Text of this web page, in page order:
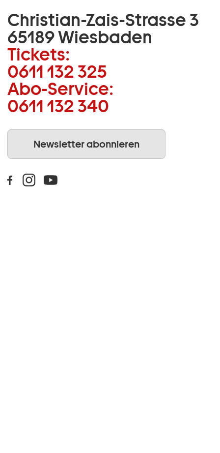
Christian-Zais-Strasse 3
65189 Wiesbaden
Tickets:
0611 132 325
Abo-Service:
0611 132 340
Newsletter abonnieren